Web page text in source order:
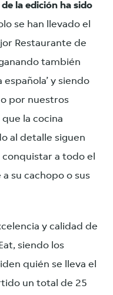
la edición ha sido
se han llevado el
Restaurante de
también
y siendo
por nuestros
la cocina
al detalle siguen
a todo el
su cachopo o sus
y calidad de
siendo los
quién se lleva el
un total de 25